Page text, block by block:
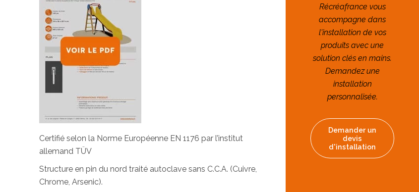
Certifié selon la Norme Européenne EN 1176 par l’institut
allemand TÜV
Structure en pin du nord traité autoclave sans C.C.A. (Cuivre,
Chrome, Arsenic).
Récréafrance vous
accompagne dans
l'installation de vos
produits avec une
solution clés en mains.
Demandez une
installation
personnalisée.
Demander un
devis
d'installation